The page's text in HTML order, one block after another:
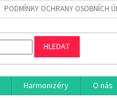
PODMÍNKY OCHRANY OSOBNÍCH
HLEDAT
Harmonizéry O nás